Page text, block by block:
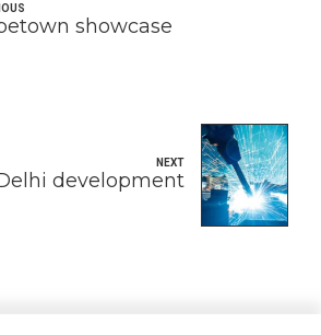
showcase
NEXT
development